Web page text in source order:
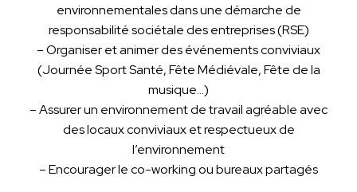
environnementales dans une démarche de
responsabilité sociétale des entreprises (RSE)
– Organiser et animer des événements conviviaux
(Journée Sport Santé, Fête Médiévale, Fête de la
musique…)
– Assurer un environnement de travail agréable avec
des locaux conviviaux et respectueux de
l’environnement
– Encourager le co-working ou bureaux partagés